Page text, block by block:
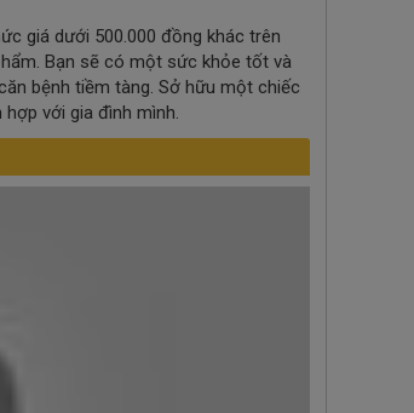
giá dưới 500.000 đồng khác trên
Bạn sẽ có một sức khỏe tốt và
bệnh tiềm tàng. Sở hữu một chiếc
với gia đình mình.